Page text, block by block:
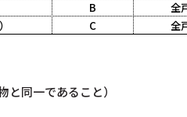
B 全
C 全
同一であること）